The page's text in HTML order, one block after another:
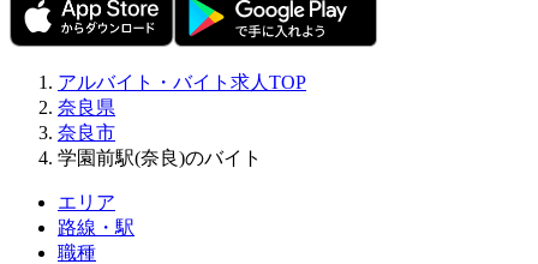
アルバイト・バイト求人TOP
奈良県
奈良市
学園前駅(奈良)のバイト
エリア
路線・駅
職種